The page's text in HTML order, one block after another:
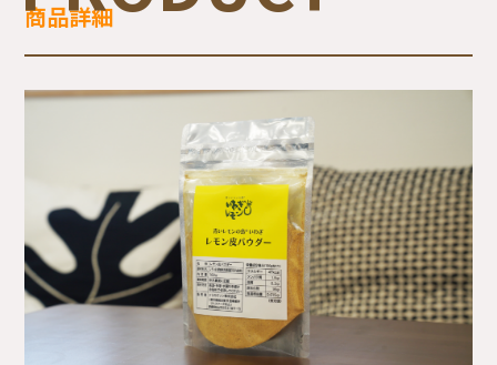
エイカについて
受注業務について
サイトマップ
プライバシーポリシー
ご利用ガイド
商品詳細